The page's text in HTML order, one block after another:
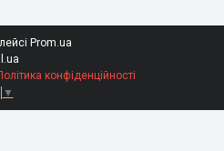
Prom.ua
конфіденційності
▼